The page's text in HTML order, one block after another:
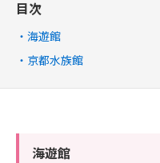
目次
海遊館
京都水族館
海遊館